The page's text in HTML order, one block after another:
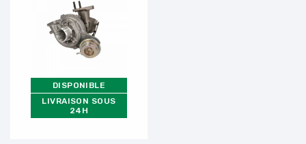
DISPONIBLE
LIVRAISON SOUS
24H